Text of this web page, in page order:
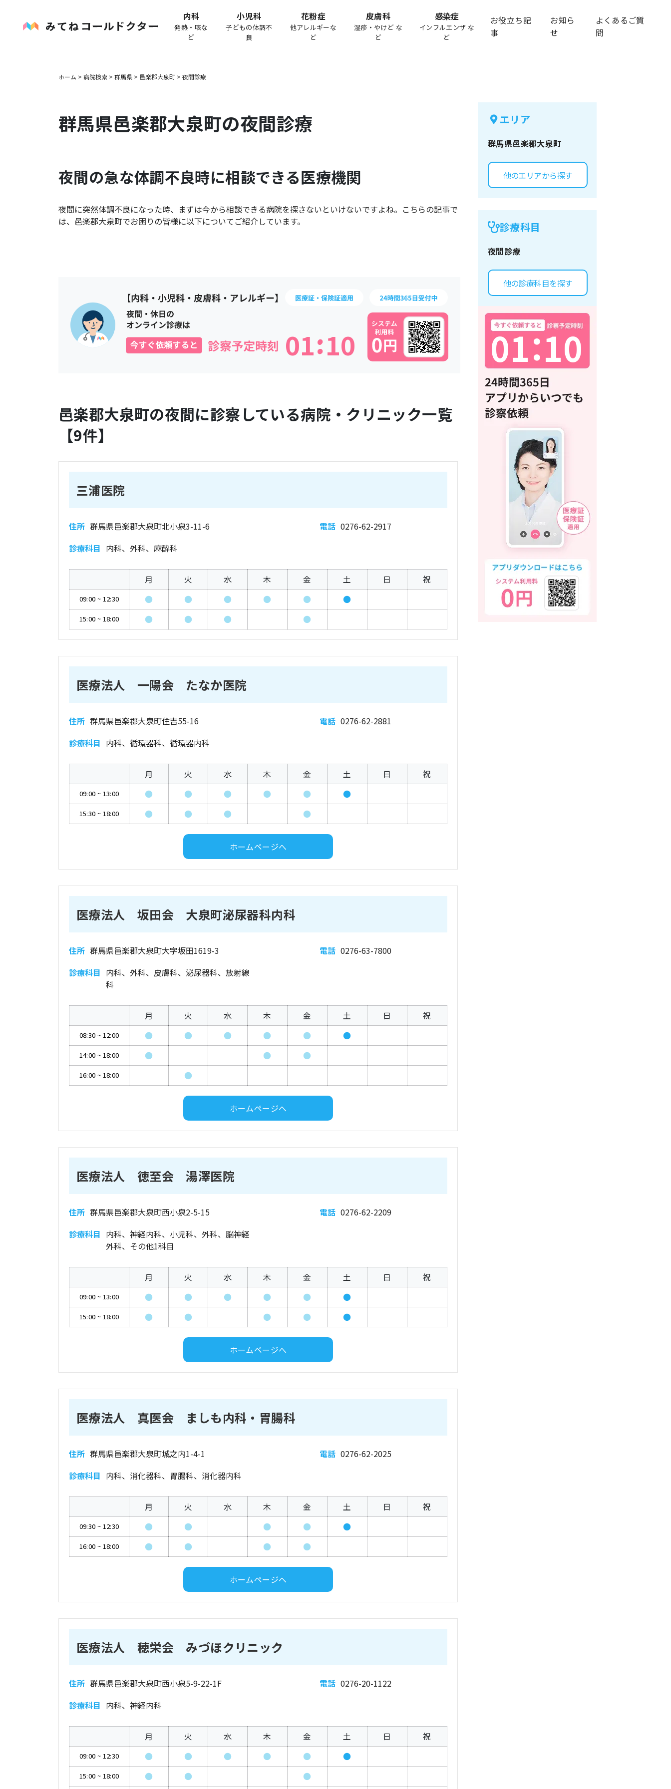
内科
発熱・咳な
ど
小児科
子どもの体調不
良
花粉症
他アレルギーな
ど
皮膚科
湿疹・やけど な
ど
感染症
インフルエンザ な
ど
お役立ち記
事
お知ら
せ
よくあるご質
問
ホーム > 病院検索 > 群馬県 > 邑楽郡大泉町 > 夜間診療
群馬県邑楽郡大泉町の夜間診療
夜間の急な体調不良時に相談できる医療機関
夜間に突然体調不良になった時、まずは今から相談できる病院を探さないといけないですよね。こちらの記事で
は、 邑楽郡大泉町でお困りの皆様に以下についてご紹介しています。
01 10
:
邑楽郡大泉町の夜間に診察している病院・クリニック一覧
【9件】
三浦医院
住所 群馬県邑楽郡大泉町北小泉3-11-6 電話 0276-62-2917
診療科目 内科、外科、麻酔科
月 火 水 木 金 土 日 祝
09:00 ~ 12:30 ● ● ● ● ● ●
15:00 ~ 18:00 ● ● ● ●
医療法人 一陽会 たなか医院
住所 群馬県邑楽郡大泉町住吉55-16 電話 0276-62-2881
診療科目 内科、循環器科、循環器内科
月 火 水 木 金 土 日 祝
09:00 ~ 13:00 ● ● ● ● ● ●
15:30 ~ 18:00 ● ● ● ●
ホームページへ
医療法人 坂田会 大泉町泌尿器科内科
住所 群馬県邑楽郡大泉町大字坂田1619-3 電話 0276-63-7800
診療科目 内科、外科、皮膚科、泌尿器科、放射線
科
月 火 水 木 金 土 日 祝
08:30 ~ 12:00 ● ● ● ● ● ●
14:00 ~ 18:00 ● ● ●
16:00 ~ 18:00 ●
ホームページへ
医療法人 徳至会 湯澤医院
住所 群馬県邑楽郡大泉町西小泉2-5-15 電話 0276-62-2209
診療科目 内科、神経内科、小児科、外科、脳神経
外科、その他1科目
月 火 水 木 金 土 日 祝
09:00 ~ 13:00 ● ● ● ● ● ●
15:00 ~ 18:00 ● ● ● ● ●
ホームページへ
医療法人 真医会 ましも内科・胃腸科
住所 群馬県邑楽郡大泉町城之内1-4-1 電話 0276-62-2025
診療科目 内科、消化器科、胃腸科、消化器内科
月 火 水 木 金 土 日 祝
09:30 ~ 12:30 ● ● ● ● ●
16:00 ~ 18:00 ● ● ● ●
ホームページへ
医療法人 穂栄会 みづほクリニック
住所 群馬県邑楽郡大泉町西小泉5-9-22-1F 電話 0276-20-1122
診療科目 内科、神経内科
月 火 水 木 金 土 日 祝
09:00 ~ 12:30 ● ● ● ● ● ●
15:00 ~ 18:00 ● ● ●
エリア
群馬県邑楽郡大泉町
他のエリアから探す
診療科目
夜間診療
他の診療科目を探す
01：
10